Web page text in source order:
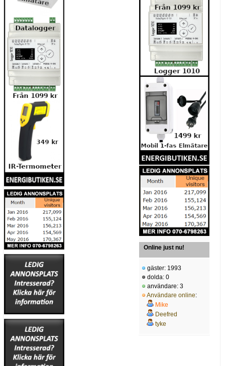
Online just nu!
gäster: 1993
dolda: 0
användare: 3
Användare online:
Mike
Deefred
tyke